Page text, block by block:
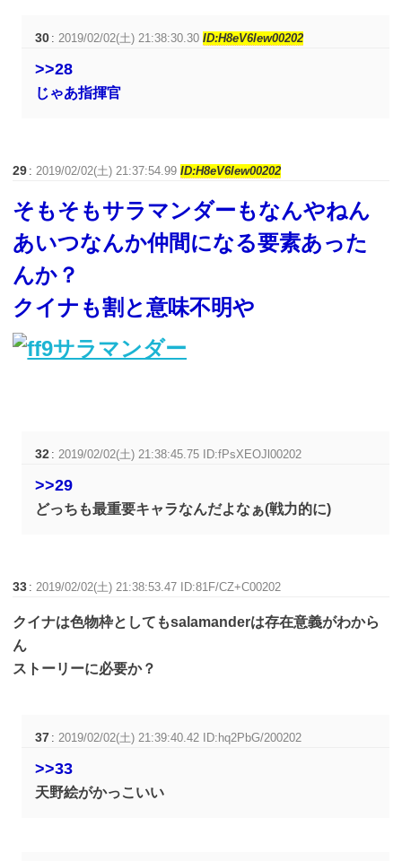
30 :2019/02/02(土) 21:38:30.30ID:H8eV6lew00202
>>28
じゃあ指揮官
29 :2019/02/02(土) 21:37:54.99ID:H8eV6lew00202
そもそもサラマンダーもなんやねん
あいつなんか仲間になる要素あった
んか？
クイナも割と意味不明や
32 :2019/02/02(土) 21:38:45.75 ID:fPsXEOJl00202
>>29
どっちも最重要キャラなんだよなぁ(戦力的に)
33 :2019/02/02(土) 21:38:53.47 ID:81F/CZ+C00202
クイナは色物枠としてもsalamanderは存在意義がわから
ん
ストーリーに必要か？
37 :2019/02/02(土) 21:39:40.42 ID:hq2PbG/200202
>>33
天野絵がかっこいい